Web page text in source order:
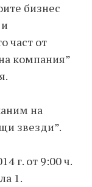
бизнес
част от
компания”
на
звезди”.
г. от 9:00 ч.
1.